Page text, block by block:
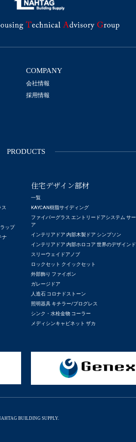
COMPANY
会社情報
採用情報
PRODUCTS
ップ
ナ
住宅デザイン部材
一覧
KAYCAN樹脂サイディング
ファイバーグラス エントリードアシステム サ
ア
インテリアドア 内部木製ドア シンプソン
インテリアドア 内部ホロコア 世界のデザイン
スリーウェイドアノブ
ロックセット クイックセット
外部飾り ファイポン
ガレージドア
人造石 コロナドストーン
照明器具 キチラー/プログレス
シンク・水栓金物 コーラー
メディシンキャビネット ザカ
BUILDING SUPPLY.